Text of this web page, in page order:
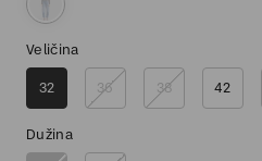
Veličina
32 36 38 42
Dužina